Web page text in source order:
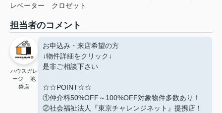
レベーター
クロゼット
担当者のコメント
ハウスガレ
ージ 池
袋店
お申込み・来店希望の方
↓物件詳細をクリック↓
是非ご相談下さい
☆☆POINT☆☆
①仲介料50%OFF～100%OFF対象物件多数あり！
②社会福祉法人『東京チャレンジネット』提携店！